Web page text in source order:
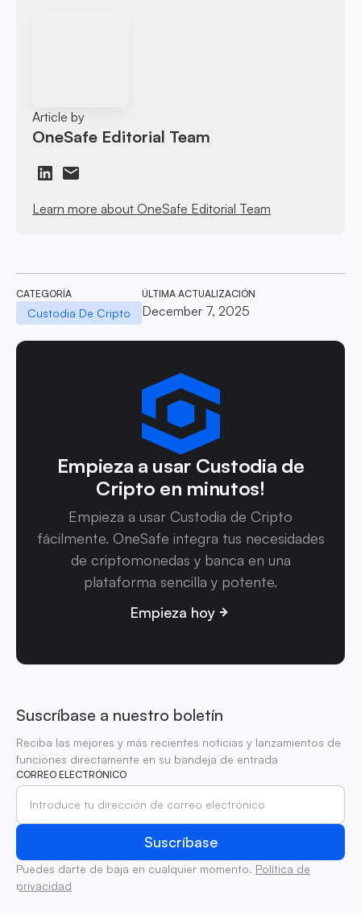
Article by
OneSafe Editorial Team
Learn more about OneSafe Editorial Team
CATEGORÍA
Custodia De Cripto
ÚLTIMA ACTUALIZACIÓN
December 7, 2025
Empieza a usar Custodia de
Cripto en minutos!
Empieza a usar Custodia de Cripto
fácilmente. OneSafe integra tus necesidades
de criptomonedas y banca en una
plataforma sencilla y potente.
Empieza hoy
Suscríbase a nuestro boletín
Reciba las mejores y más recientes noticias y lanzamientos de
funciones directamente en su bandeja de entrada
CORREO ELECTRÓNICO
Puedes darte de baja en cualquier momento. Política de
privacidad